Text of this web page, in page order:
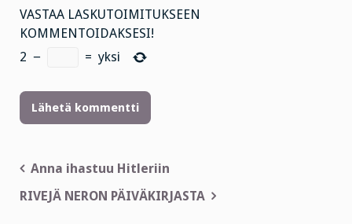
VASTAA LASKUTOIMITUKSEEN
KOMMENTOIDAKSESI!
2 − = yksi
Artikkelien
selaus
Anna ihastuu Hitleriin
RIVEJÄ NERON PÄIVÄKIRJASTA